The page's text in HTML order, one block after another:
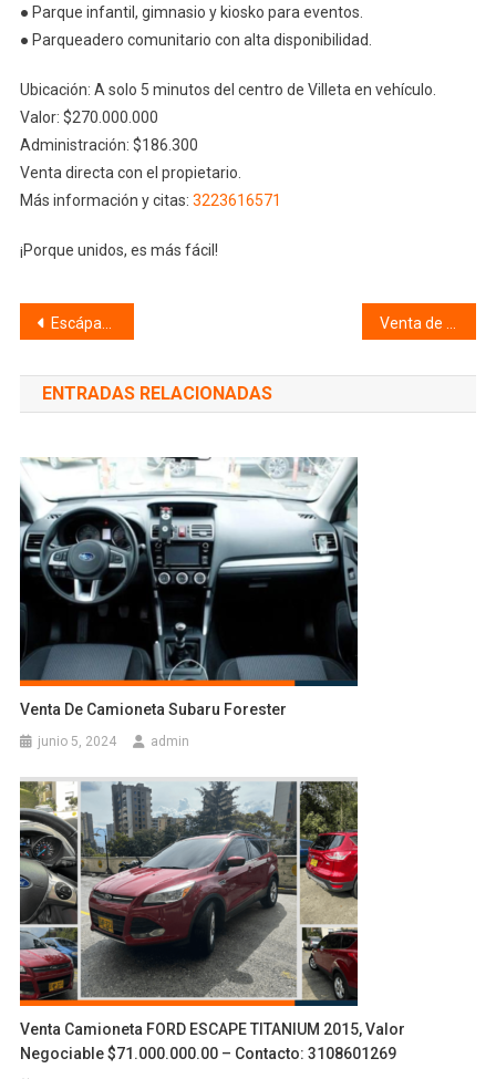
● Parque infantil, gimnasio y kiosko para eventos.
● Parqueadero comunitario con alta disponibilidad.
Ubicación: A solo 5 minutos del centro de Villeta en vehículo.
Valor: $270.000.000
Administración: $186.300
Venta directa con el propietario.
Más información y citas: 3223616571
¡Porque unidos, es más fácil!
Navegación
de
entradas
Escápate a Cartagena con mamá: un viaje con todo incluido desde $1.539.000 Venta de Apartamento en Niza Norte – Bogotá
ENTRADAS RELACIONADAS
Venta De Camioneta Subaru Forester
junio 5, 2024 admin
Venta Camioneta FORD ESCAPE TITANIUM 2015, Valor
Negociable $71.000.000.00 – Contacto: 3108601269